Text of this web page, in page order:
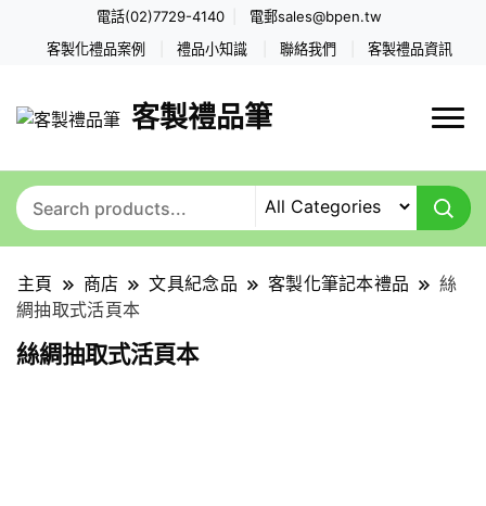
電話(02)7729-4140 電郵sales@bpen.tw
客製化禮品案例 禮品小知識 聯絡我們 客製禮品資訊
客製禮品筆
主頁 商店 文具紀念品 客製化筆記本禮品
絲
綢抽取式活頁本
絲綢抽取式活頁本